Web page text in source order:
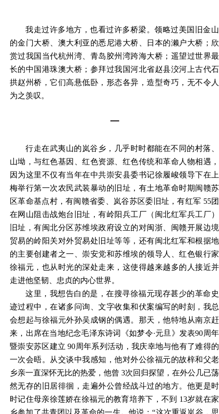
我走过许多地方，也看过许多桥梁。领略过美国旧金山
的金门大桥、澳大利亚的悉尼港大桥、日本的濑户大桥；欣
赏过我国当代杭州湾、青岛胶州湾跨海大桥；遥望过世界最
长的中国港珠澳大桥；参拜过我国河北省赵县洨河上古代石
拱赵州桥，它们高悬低卧，形态各异，造型奇巧，无不令人
为之羡叹。
一
行走在武夷山的岚谷乡，几乎时时都能在不同的村落、
山坳，与红色基因、红色资源、红色传统和革命人物相遇，
因为这里不仅有当年在中共崇安县委书记徐履峻领导下在上
梅举行第一次农民武装暴动的旧址，有土地革命时期闽赣苏
区革命基点村，有闽赣省委、岚谷苏区委旧址，有红军 55团
在网山阻击战炮台旧址，有岭阳兵工厂（闽北红军兵工厂）
旧址，有闽北分区苏维埃政府设立的对闽浙、闽赣开展边境
贸易的岭阳关对外贸易处旧址等等，还有闽北红军和根据地
的主要创建者之一、崇安党和苏维埃的领导人、红色银行家
徐福元，也从时光的深处走来，这使得越来越多的人接近并
走进他坚韧、忠贞的内心世界。
这里，我想告白的是，在搜寻徐福元现存甚少的革命史
迹过程中，在诸多问询、文字收集和伏案编写的时刻，我总
会想起与徐福元外孙吴成钢的偶遇。那天，他特地从南京赶
来，出席在当地纪念毛泽东诗词《如梦令·元旦》发表90周年
暨崇安苏区建立 90周年系列活动，我庆幸地与他有了难得的
一次会晤。从交谈中我感知，他对外公徐福元的故梓和父老
乡亲一直深怀无比的热爱，他曾 3次回归探望，在外公几已荡
然无存的旧居徘徊，走遍外公曾经战斗过的地方。他更是时
时记住母亲徐莲娇在徐福元的教育培养下，不到 13岁就在家
乡参加了共青团以及革命的一生。他说：“这次重返岚谷，思